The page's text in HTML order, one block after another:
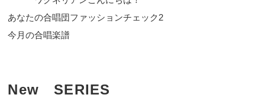
あなたの合唱団ファッションチェック2
今月の合唱楽譜
New SERIES